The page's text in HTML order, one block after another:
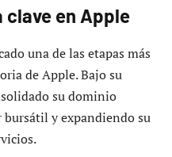
clave en Apple
una de las etapas más
de Apple. Bajo su
su dominio
y expandiendo su